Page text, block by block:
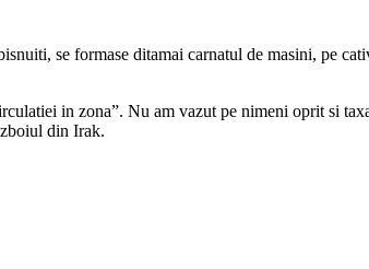
se formase ditamai carnatul de masini, pe
in zona”. Nu am vazut pe nimeni oprit si
din Irak.